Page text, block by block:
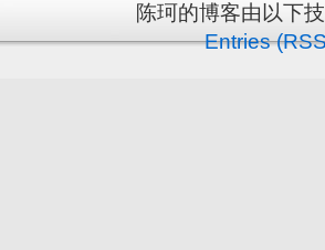
陈珂的博客由以下
Entries